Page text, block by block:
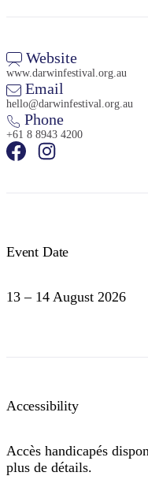
Website
www.darwinfestival.org.au
Email
hello@darwinfestival.org.au
Phone
+61 8 8943 4200
Event Date
13 – 14 August 2026
Accessibility
Accès handicapés
plus de détails.